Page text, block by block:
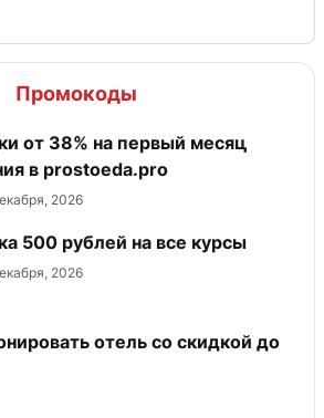
Промокоды
от 38% на первый месяц
в prostoeda.pro
2026
500 рублей на все курсы
2026
отель со скидкой до